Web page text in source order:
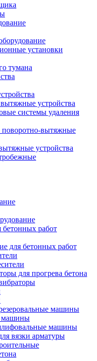
установки
тумана
устройства
системы удаления
вытяжные
устройства
бетонных работ
для бетонных работ
для прогрева бетона
машины
машины
машины
вязки арматуры